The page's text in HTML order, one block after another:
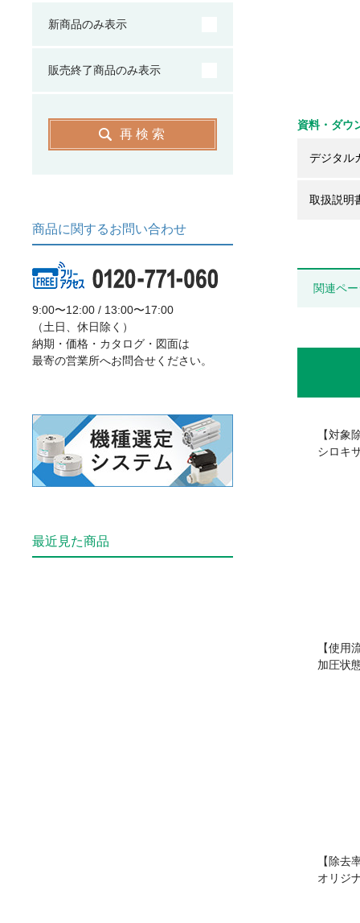
資料・ダウ
デジタル
取扱説明
関連ペ
【対象
シロキ
【使用
加圧状
【除去
オリジ
新商品のみ表示
販売終了商品のみ表示
再検索
商品に関するお問い合わせ
9:00〜12:00 / 13:00〜17:00
（土日、休日除く）
納期・価格・カタログ・図面は
最寄の営業所へお問合せください。
最近見た商品